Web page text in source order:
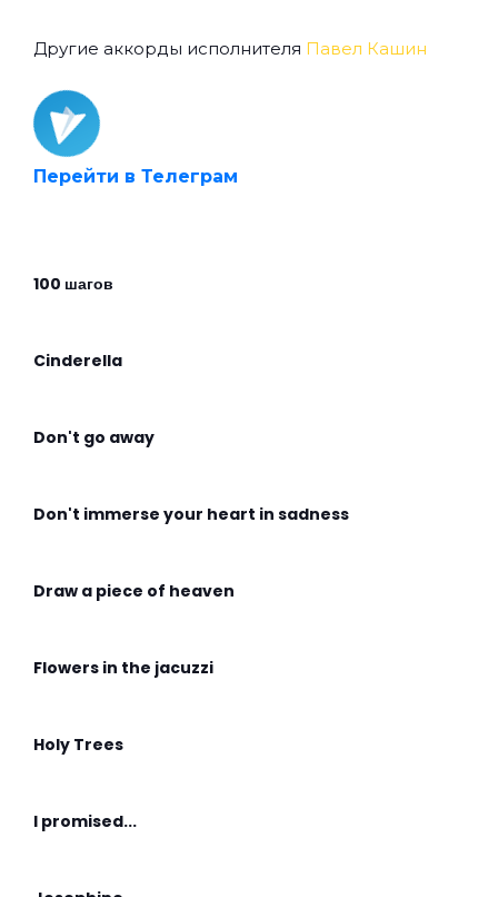
Другие аккорды исполнителя Павел Кашин
Перейти в Телеграм
100 шагов
Cinderella
Don't go away
Don't immerse your heart in sadness
Draw a piece of heaven
Flowers in the jacuzzi
Holy Trees
I promised...